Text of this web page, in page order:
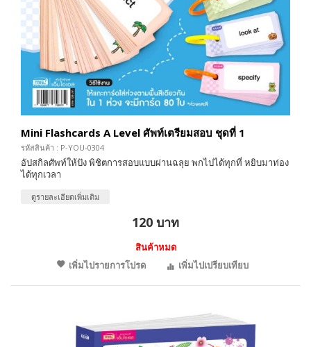
Mini Flashcards A Level ศัพท์เตรียมสอบ ชุดที่ 1
รหัสสินค้า : P-YOU-0304
อัปสกิลศัพท์ให้ปัง พิชิตการสอบแบบผ่านฉลุย พกไปได้ทุกที่ หยิบมาท่อง
ได้ทุกเวลา
ดูรายละเอียดเพิ่มเติม
120 บาท
สินค้าหมด
เพิ่มไปรายการโปรด
เพิ่มไปเปรียบเทียบ